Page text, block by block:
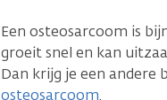
Een osteosarcoom is
groeit snel en kan
Dan krijg je een andere
osteosarcoom.